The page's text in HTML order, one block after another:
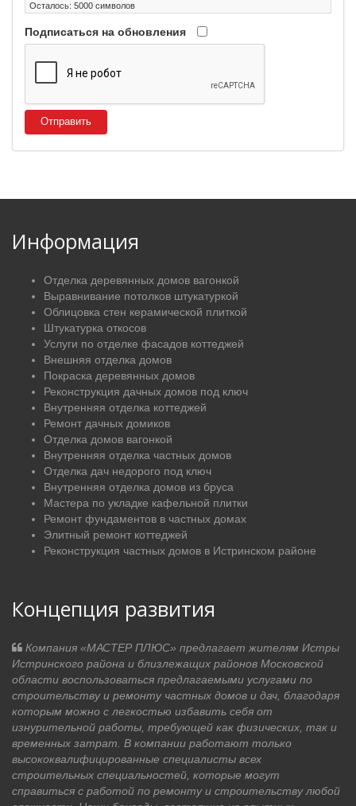
Осталось: 5000 символов
Подписаться на обновления
Отправить
Информация
Отделка деревянных домов вагонкой
Выравнивание потолков штукатуркой
Облицовка стен керамической плиткой
Штукатурка откосов
Услуги по отделке фасадов коттеджей
Внешняя отделка домов
Покраска деревянных домов
Реконструкция дачных домов под ключ
Внутренняя отделка коттеджей
Ремонт дачных домиков
Отделка домов вагонкой
Внутренняя отделка частных домов
Отделка дач недорого под ключ
Внутренняя отделка домов из бруса
Мастера по укладке кафельной плитки
Ремонт фундаментов в частных домах
Элитный ремонт коттеджей
Реконструкция частных домов в Истринском районе
Концепция развития
Компания «МАСТЕР ПЛЮС» предлагает жителям Истры
Истринского района и близлежащих районов Московской
области воспользоваться предлагаемыми услугами по
строительству и ремонту частных домов и дач, благодаря
которым можно с легкостью избавить себя от
изнурительной работы, требующей как физических, так и
временных затрат. В компании работают только
высококвалифицированные специалисты всех
строительных специальностей, которые могут
справиться с работой по ремонту и строительству любой